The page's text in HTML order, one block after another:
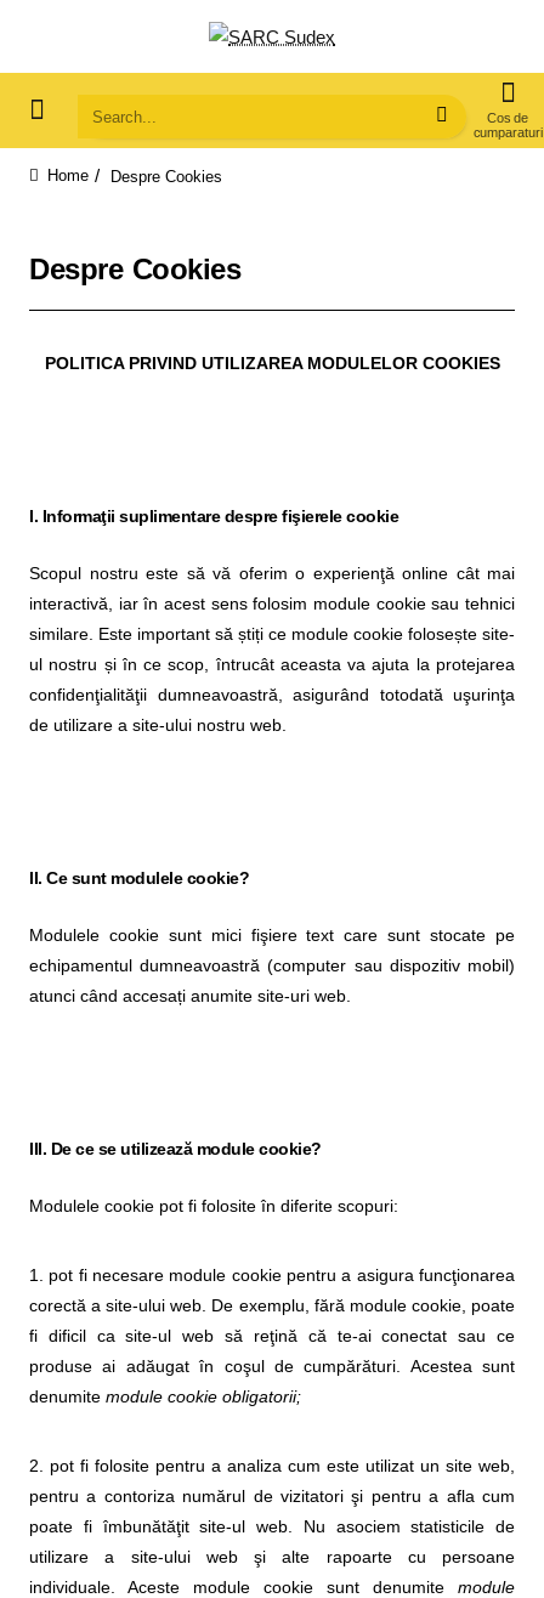
Search...
Despre Cookies
Despre Cookies
POLITICA PRIVIND UTILIZAREA MODULELOR COOKIES
I. Informaţii suplimentare despre fişierele cookie
Scopul nostru este să vă oferim o experienţă online cât mai
interactivă, iar în acest sens folosim module cookie sau tehnici
similare. Este important să știți ce module cookie folosește site-
ul nostru și în ce scop, întrucât aceasta va ajuta la protejarea
confidenţialităţii dumneavoastră, asigurând totodată uşurinţa
de utilizare a site-ului nostru web.
II. Ce sunt modulele cookie?
Modulele cookie sunt mici fişiere text care sunt stocate pe
echipamentul dumneavoastră (computer sau dispozitiv mobil)
atunci când accesați anumite site-uri web.
III. De ce se utilizează module cookie?
Modulele cookie pot fi folosite în diferite scopuri:
1. pot fi necesare module cookie pentru a asigura funcţionarea
corectă a site-ului web. De exemplu, fără module cookie, poate
fi dificil ca site-ul web să reţină că te-ai conectat sau ce
produse ai adăugat în coşul de cumpărături. Acestea sunt
denumite module cookie obligatorii;
2. pot fi folosite pentru a analiza cum este utilizat un site web,
pentru a contoriza numărul de vizitatori şi pentru a afla cum
poate fi îmbunătăţit site-ul web. Nu asociem statisticile de
utilizare a site-ului web şi alte rapoarte cu persoane
individuale. Aceste module cookie sunt denumite module